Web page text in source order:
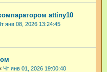
attiny10
янв 08, 2026 13:24:45
Чт янв 01, 2026 19:00:40